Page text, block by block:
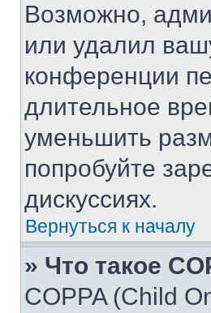
Возможно,
или удалил
конференции
длительное
уменьшить
попробуйте
дискуссиях.
Вернуться к началу
» Что такое
COPPA (Child